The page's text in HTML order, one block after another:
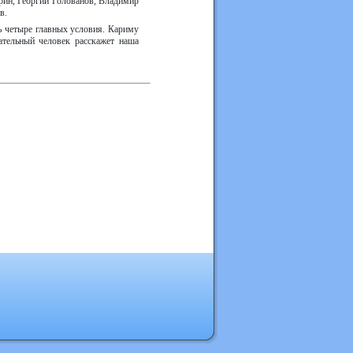
четыре главных условия. Кариму
человек расскажет наша